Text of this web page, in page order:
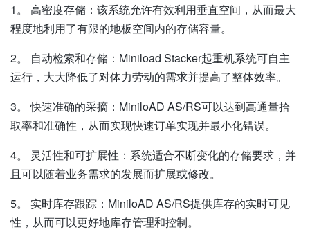
1。 高密度存储：该系统允许有效利用垂直空间，从而最大
程度地利用了有限的地板空间内的存储容量。
2。 自动检索和存储：Miniload Stacker起重机系统可自主
运行，大大降低了对体力劳动的需求并提高了整体效率。
3。快速准确的采摘：MiniloAD AS/RS可以达到高通量拾
取率和准确性，从而实现快速订单实现并最小化错误。
4。 灵活性和可扩展性：系统适合不断变化的存储要求，并
且可以随着业务需求的发展而扩展或修改。
5。 实时库存跟踪：MiniloAD AS/RS提供库存的实时可见
性，从而可以更好地库存管理和控制。